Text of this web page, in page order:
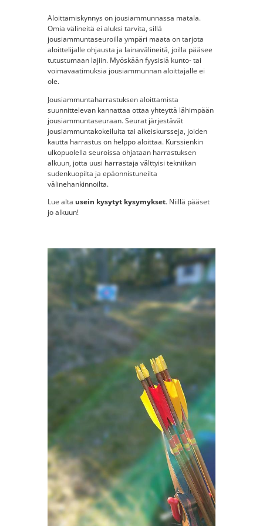
Aloittamiskynnys on jousiammunnassa matala.
Omia välineitä ei aluksi tarvita, sillä
jousiammuntaseuroilla ympäri maata on tarjota
aloittelijalle ohjausta ja lainavälineitä, joilla pääsee
tutustumaan lajiin. Myöskään fyysisiä kunto- tai
voimavaatimuksia jousiammunnan aloittajalle ei
ole.
Jousiammuntaharrastuksen aloittamista
suunnittelevan kannattaa ottaa yhteyttä lähimpään
jousiammuntaseuraan. Seurat järjestävät
jousiammuntakokeiluita tai alkeiskursseja, joiden
kautta harrastus on helppo aloittaa. Kurssienkin
ulkopuolella seuroissa ohjataan harrastuksen
alkuun, jotta uusi harrastaja välttyisi tekniikan
sudenkuopilta ja epäonnistuneilta
välinehankinnoilta.
Lue alta usein kysytyt kysymykset. Niillä pääset
jo alkuun!